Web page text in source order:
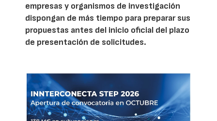
empresas y organismos de investigación
dispongan de más tiempo para preparar sus
propuestas antes del inicio oficial del plazo
de presentación de solicitudes.